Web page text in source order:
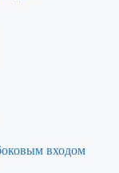
входом